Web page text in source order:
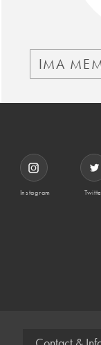
IMA
Instagram